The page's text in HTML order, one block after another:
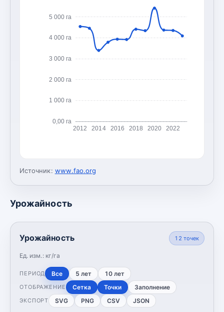
0,00 га
1 000 га
2 000 га
3 000 га
4 000 га
5 000 га
2012 2014 2016 2018 2020 2022
Источник: www.fao.org
Урожайность
Урожайность
Ед. изм.: кг/га
12 точек
ПЕРИОД Все 5 лет 10 лет
ОТОБРАЖЕНИЕ Сетка Точки Заполнение
ЭКСПОРТ SVG PNG CSV JSON